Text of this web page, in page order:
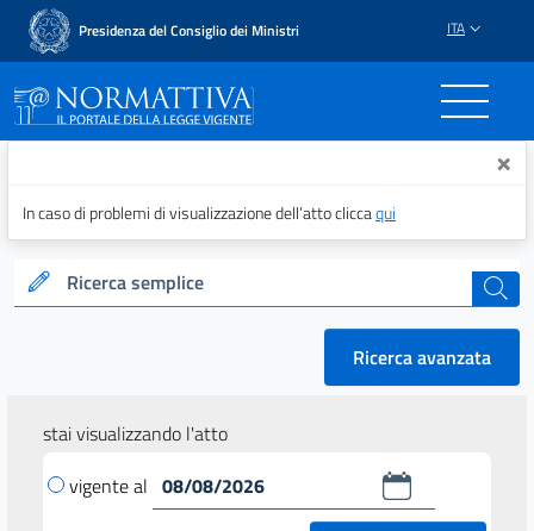
Presidenza del Consiglio dei Ministri ITA
Normattiva - Il portale ×
In caso di problemi di visualizzazione dell’atto cliccaqui
Ricerca semplice cerca
Ricerca avanzata
stai visualizzando l'atto
vigente al